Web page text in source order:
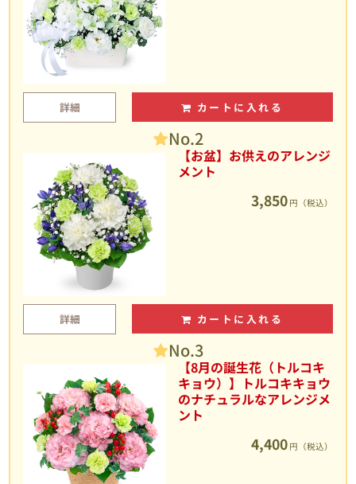
詳細 カートに入れる
No.2
【お盆】お供えのアレンジ
メント
3,850 円（税込）
詳細 カートに入れる
No.3
【8月の誕生花（トルコキ
キョウ）】トルコキキョウ
のナチュラルなアレンジメ
ント
4,400 円（税込）